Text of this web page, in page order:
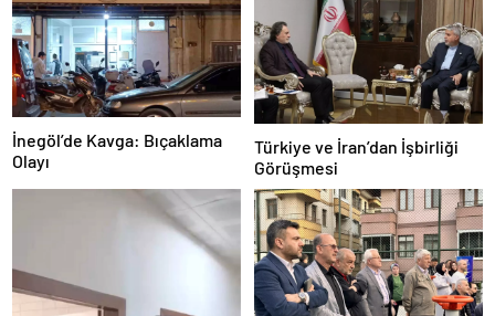
İnegöl’de Kavga: Bıçaklama
Olayı
Türkiye ve İran’dan İşbirliği
Görüşmesi